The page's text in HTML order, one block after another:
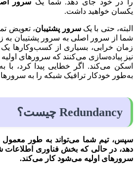
را در خود جای دهد. شما یک سرور
یکسان خواهید داشت.
البته، حتی با یکسرور پشتیبان، تعویض
شما از سرور اصلی به سرور پشتیبان به
زمان خرابی، بسیاری از کسب‌وکارها
نیز پیاده‌سازی می‌کنند که سرورهای
به‌طور خودکار ترافیک شبکه را به
Redundancy چیست؟
سپس، تیم شما می‌تواند به طور معمول
دهد، در حالی که بخش فناوری اطلاعات
سرورهای اولیه می‌شود کار می‌کند.